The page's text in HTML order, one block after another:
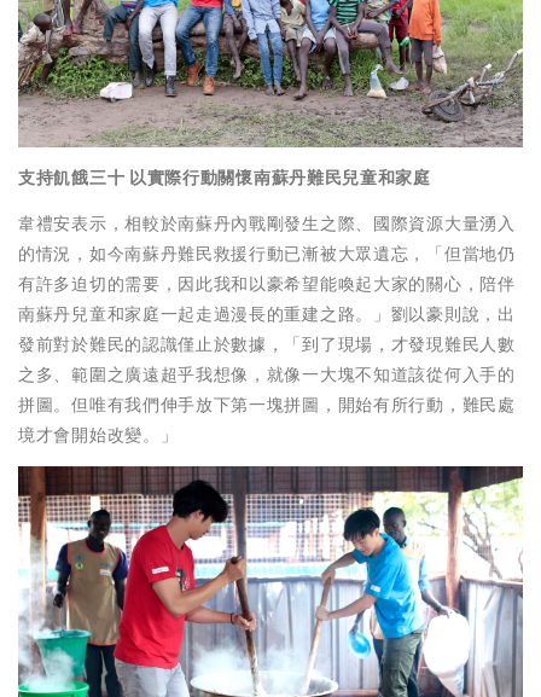
支持飢餓三十 以實際行動關懷南蘇丹難民兒童和家庭
韋禮安表示，相較於南蘇丹內戰剛發生之際、國際資源大量湧入
的情況，如今南蘇丹難民救援行動已漸被大眾遺忘，「但當地仍
有許多迫切的需要，因此我和以豪希望能喚起大家的關心，陪伴
南蘇丹兒童和家庭一起走過漫長的重建之路。」劉以豪則說，出
發前對於難民的認識僅止於數據，「到了現場，才發現難民人數
之多、範圍之廣遠超乎我想像，就像一大塊不知道該從何入手的
拼圖。但唯有我們伸手放下第一塊拼圖，開始有所行動，難民處
境才會開始改變。」